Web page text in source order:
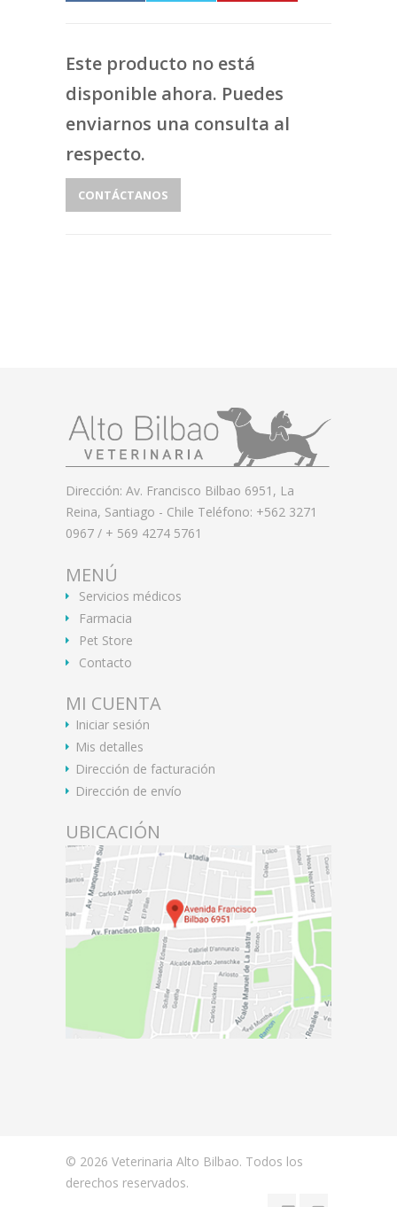
Este producto no está
disponible ahora. Puedes
enviarnos una consulta al
respecto.
CONTÁCTANOS
Dirección: Av. Francisco Bilbao 6951, La
Reina, Santiago - Chile Teléfono: +562 3271
0967 / + 569 4274 5761
MENÚ
Servicios médicos
Farmacia
Pet Store
Contacto
MI CUENTA
Iniciar sesión
Mis detalles
Dirección de facturación
Dirección de envío
UBICACIÓN
© 2026 Veterinaria Alto Bilbao. Todos los
derechos reservados.